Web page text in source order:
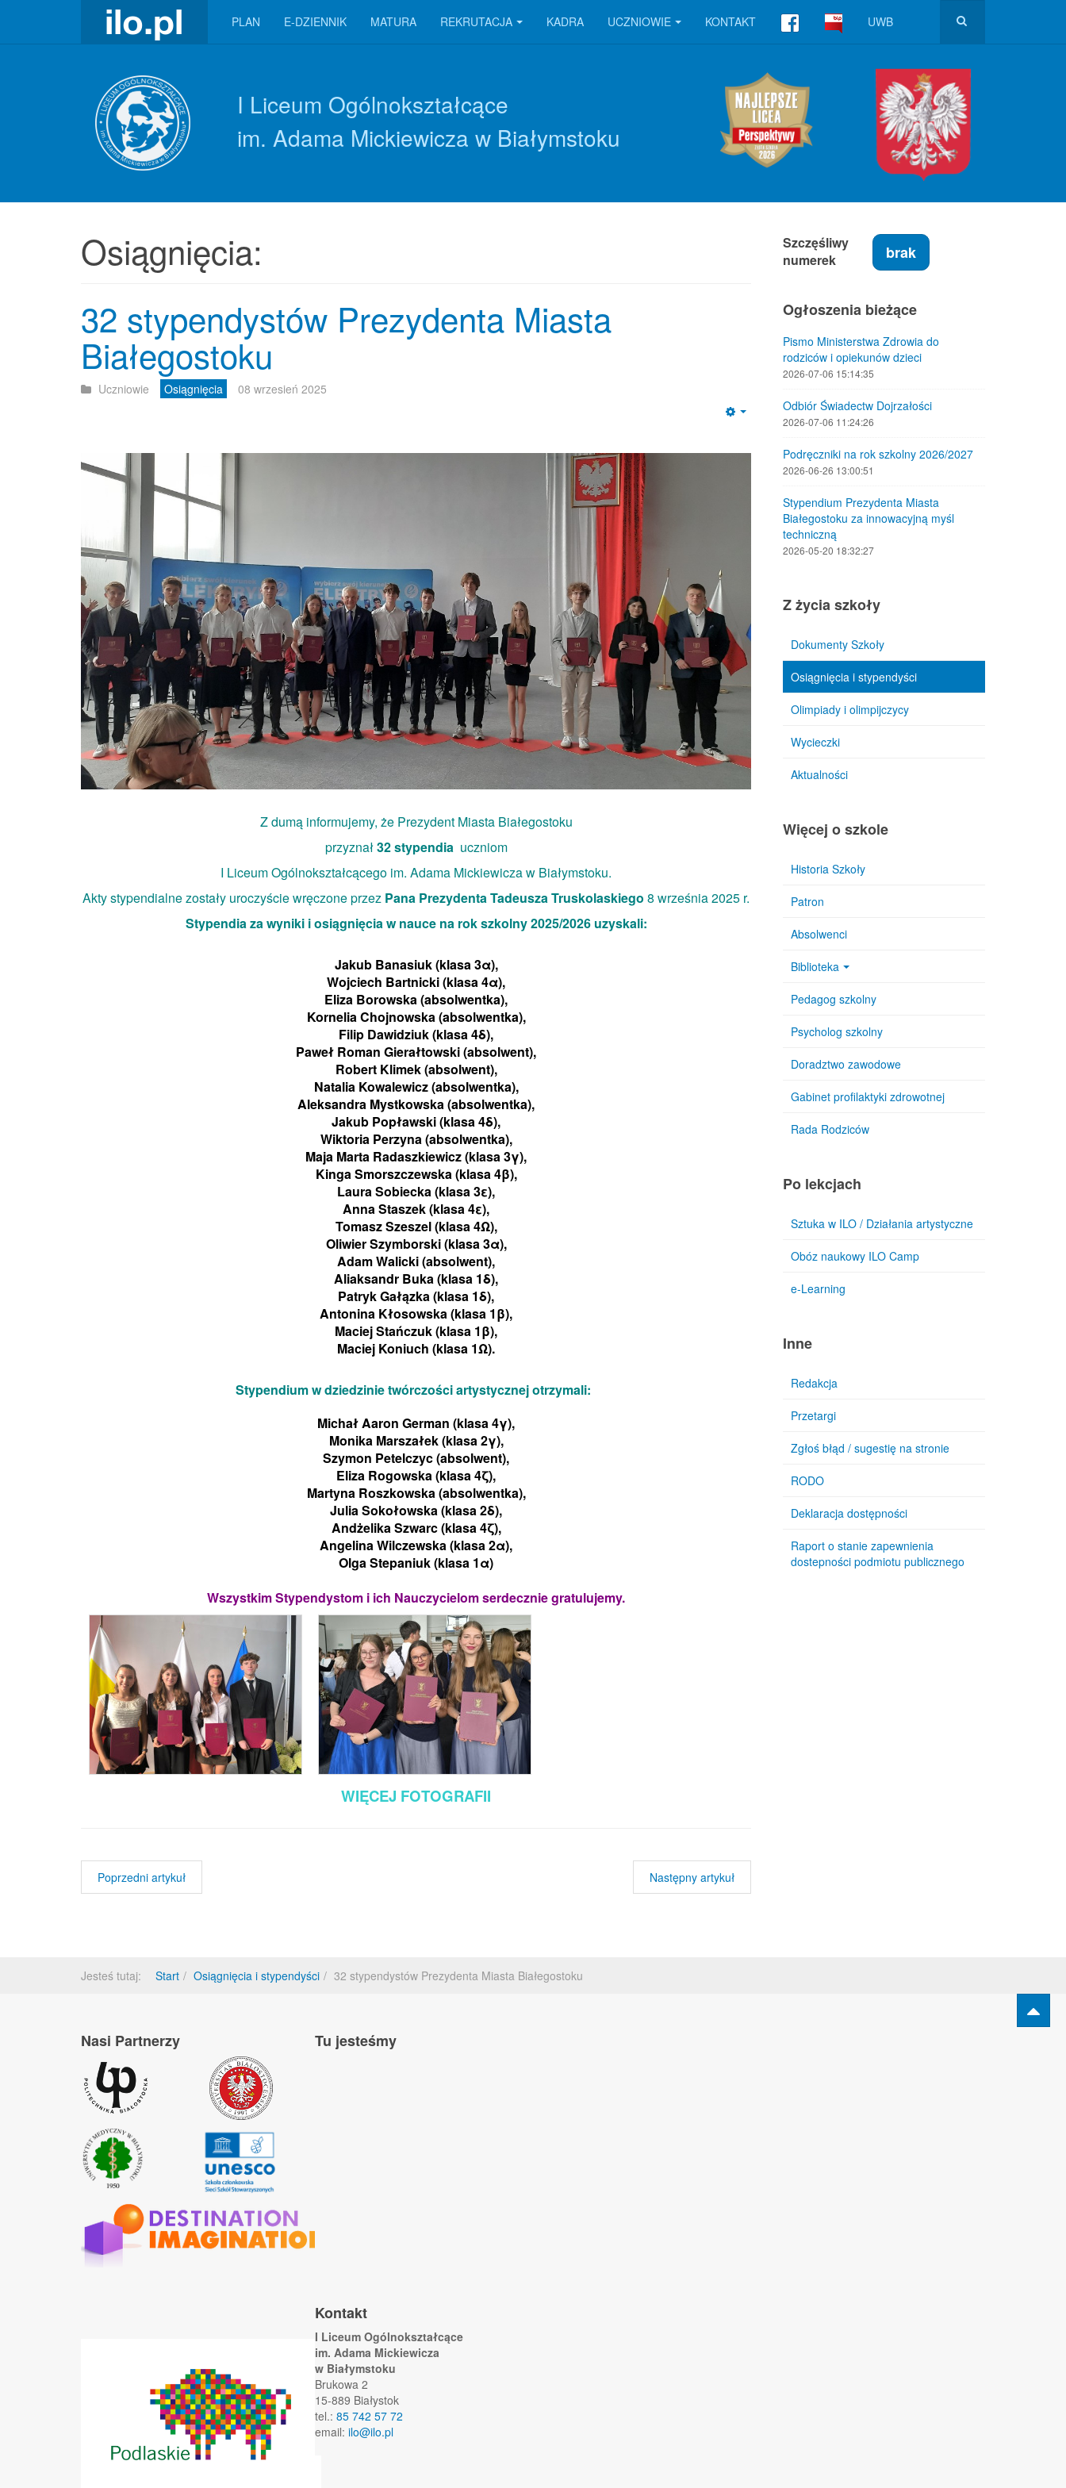
PLAN E-DZIENNIK MATURA REKRUTACJA KADRA UCZNIOWIE KONTAKT UWB
I Liceum Ogólnokształcące
im. Adama Mickiewicza w Białymstoku
Osiągnięcia:
32 stypendystów Prezydenta Miasta
Białegostoku
Uczniowie Osiągnięcia 08 wrzesień 2025
Z dumą informujemy, że ​​Prezydent Miasta Białegostoku
przyznał32 stypendiauczniom
I Liceum Ogólnokształcącego im. Adama Mickiewicza w Białymstoku.
Akty stypendialne zostały uroczyście wręczone przez Pana Prezydenta Tadeusza Truskolaskiego 8 września 2025 r.
Stypendia za wyniki i osiągnięcia w nauce na rok szkolny 2025/2026 uzyskali:
Jakub Banasiuk (klasa 3α),
Wojciech Bartnicki (klasa 4α),
Eliza Borowska (absolwentka),
Kornelia Chojnowska (absolwentka),
Filip Dawidziuk (klasa 4δ),
Paweł Roman Gierałtowski (absolwent),
Robert Klimek (absolwent),
Natalia Kowalewicz (absolwentka),
Aleksandra Mystkowska (absolwentka),
Jakub Popławski (klasa 4δ),
Wiktoria Perzyna (absolwentka),
Maja Marta Radaszkiewicz (klasa 3γ),
Kinga Smorszczewska (klasa 4β),
Laura Sobiecka (klasa 3ε),
Anna Staszek (klasa 4ε),
Tomasz Szeszel (klasa 4Ω),
Oliwier Szymborski (klasa 3α),
Adam Walicki (absolwent),
Aliaksandr Buka(klasa 1δ),
Patryk Gałązka(klasa 1δ),
Antonina Kłosowska(klasa 1β),
Maciej Stańczuk(klasa 1β),
Maciej Koniuch (klasa 1Ω).
Stypendium w dziedzinie twórczości artystycznej otrzymali:
Michał Aaron German (klasa 4γ),
Monika Marszałek (klasa 2γ),
Szymon Petelczyc (absolwent),
Eliza Rogowska (klasa 4ζ),
Martyna Roszkowska (absolwentka),
Julia Sokołowska (klasa 2δ),
Andżelika Szwarc (klasa 4ζ),
Angelina Wilczewska (klasa 2α),
Olga Stepaniuk(klasa 1α)
Wszystkim Stypendystom i ich Nauczycielom serdecznie gratulujemy.
WIĘCEJ FOTOGRAFII
Poprzedni artykuł Następny artykuł
Szczęśliwy
numerek
brak
Ogłoszenia bieżące
Pismo Ministerstwa Zdrowia do
rodziców i opiekunów dzieci
2026-07-06 15:14:35
Odbiór Świadectw Dojrzałości
2026-07-06 11:24:26
Podręczniki na rok szkolny 2026/2027
2026-06-26 13:00:51
Stypendium Prezydenta Miasta
Białegostoku za innowacyjną myśl
techniczną
2026-05-20 18:32:27
Z życia szkoły
Dokumenty Szkoły
Osiągnięcia i stypendyści
Olimpiady i olimpijczycy
Wycieczki
Aktualności
Więcej o szkole
Historia Szkoły
Patron
Absolwenci
Biblioteka
Pedagog szkolny
Psycholog szkolny
Doradztwo zawodowe
Gabinet profilaktyki zdrowotnej
Rada Rodziców
Po lekcjach
Sztuka w ILO / Działania artystyczne
Obóz naukowy ILO Camp
e-Learning
Inne
Redakcja
Przetargi
Zgłoś błąd / sugestię na stronie
RODO
Deklaracja dostępności
Raport o stanie zapewnienia
dostepności podmiotu publicznego
Jesteś tutaj: Start Osiągnięcia i stypendyści 32 stypendystów Prezydenta Miasta Białegostoku
Nasi Partnerzy Tu jesteśmy
Kontakt
I Liceum Ogólnokształcące
im. Adama Mickiewicza
w Białymstoku
Brukowa 2
15-889 Białystok
tel.: 85 742 57 72
email: ilo@ilo.pl